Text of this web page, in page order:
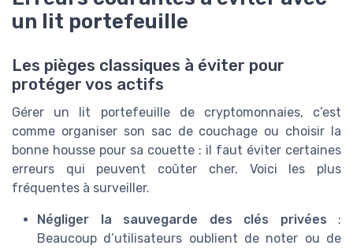
un lit portefeuille
Les pièges classiques à éviter pour
protéger vos actifs
Gérer un lit portefeuille de cryptomonnaies, c’est
comme organiser son sac de couchage ou choisir la
bonne housse pour sa couette : il faut éviter certaines
erreurs qui peuvent coûter cher. Voici les plus
fréquentes à surveiller.
Négliger la sauvegarde des clés privées :
Beaucoup d’utilisateurs oublient de noter ou de